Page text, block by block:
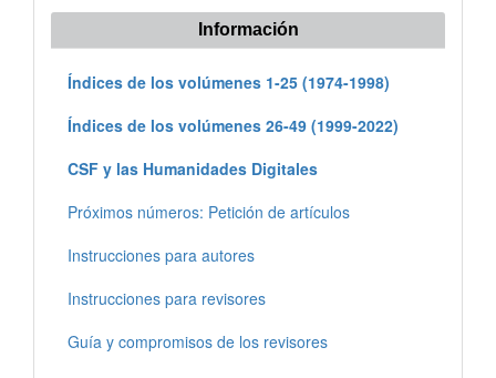
Información
Índices de los volúmenes 1-25 (1974-1998)
Índices de los volúmenes 26-49 (1999-2022)
CSF y las Humanidades Digitales
Próximos números: Petición de artículos
Instrucciones para autores
Instrucciones para revisores
Guía y compromisos de los revisores